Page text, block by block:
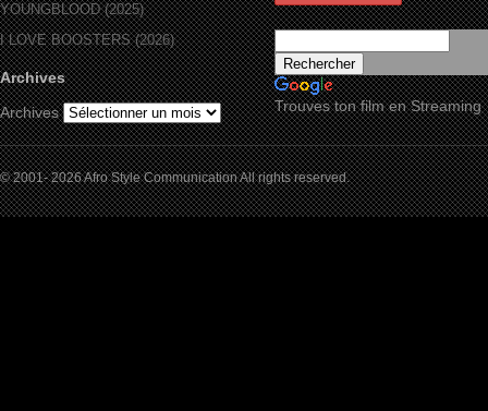
YOUNGBLOOD (2025)
I LOVE BOOSTERS (2026)
Archives
Archives
Trouves ton film en Streaming
© 2001- 2026 Afro Style Communication All rights reserved.